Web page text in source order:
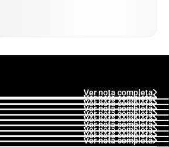
Ver nota completa
Ver nota completa
Ver nota completa
Ver nota completa
Ver nota completa
Ver nota completa
Ver nota completa
Ver nota completa
Ver nota completa
Ver nota completa